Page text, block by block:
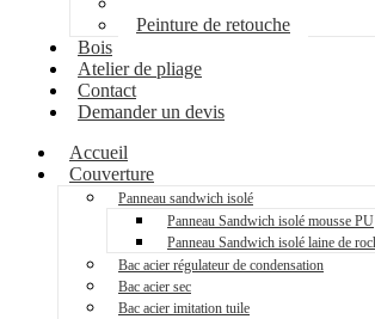
Peinture de retouche
Bois
Atelier de pliage
Contact
Demander un devis
Accueil
Couverture
Panneau sandwich isolé
Panneau Sandwich isolé mousse PU
Panneau Sandwich isolé laine de
Bac acier régulateur de condensation
Bac acier sec
Bac acier imitation tuile